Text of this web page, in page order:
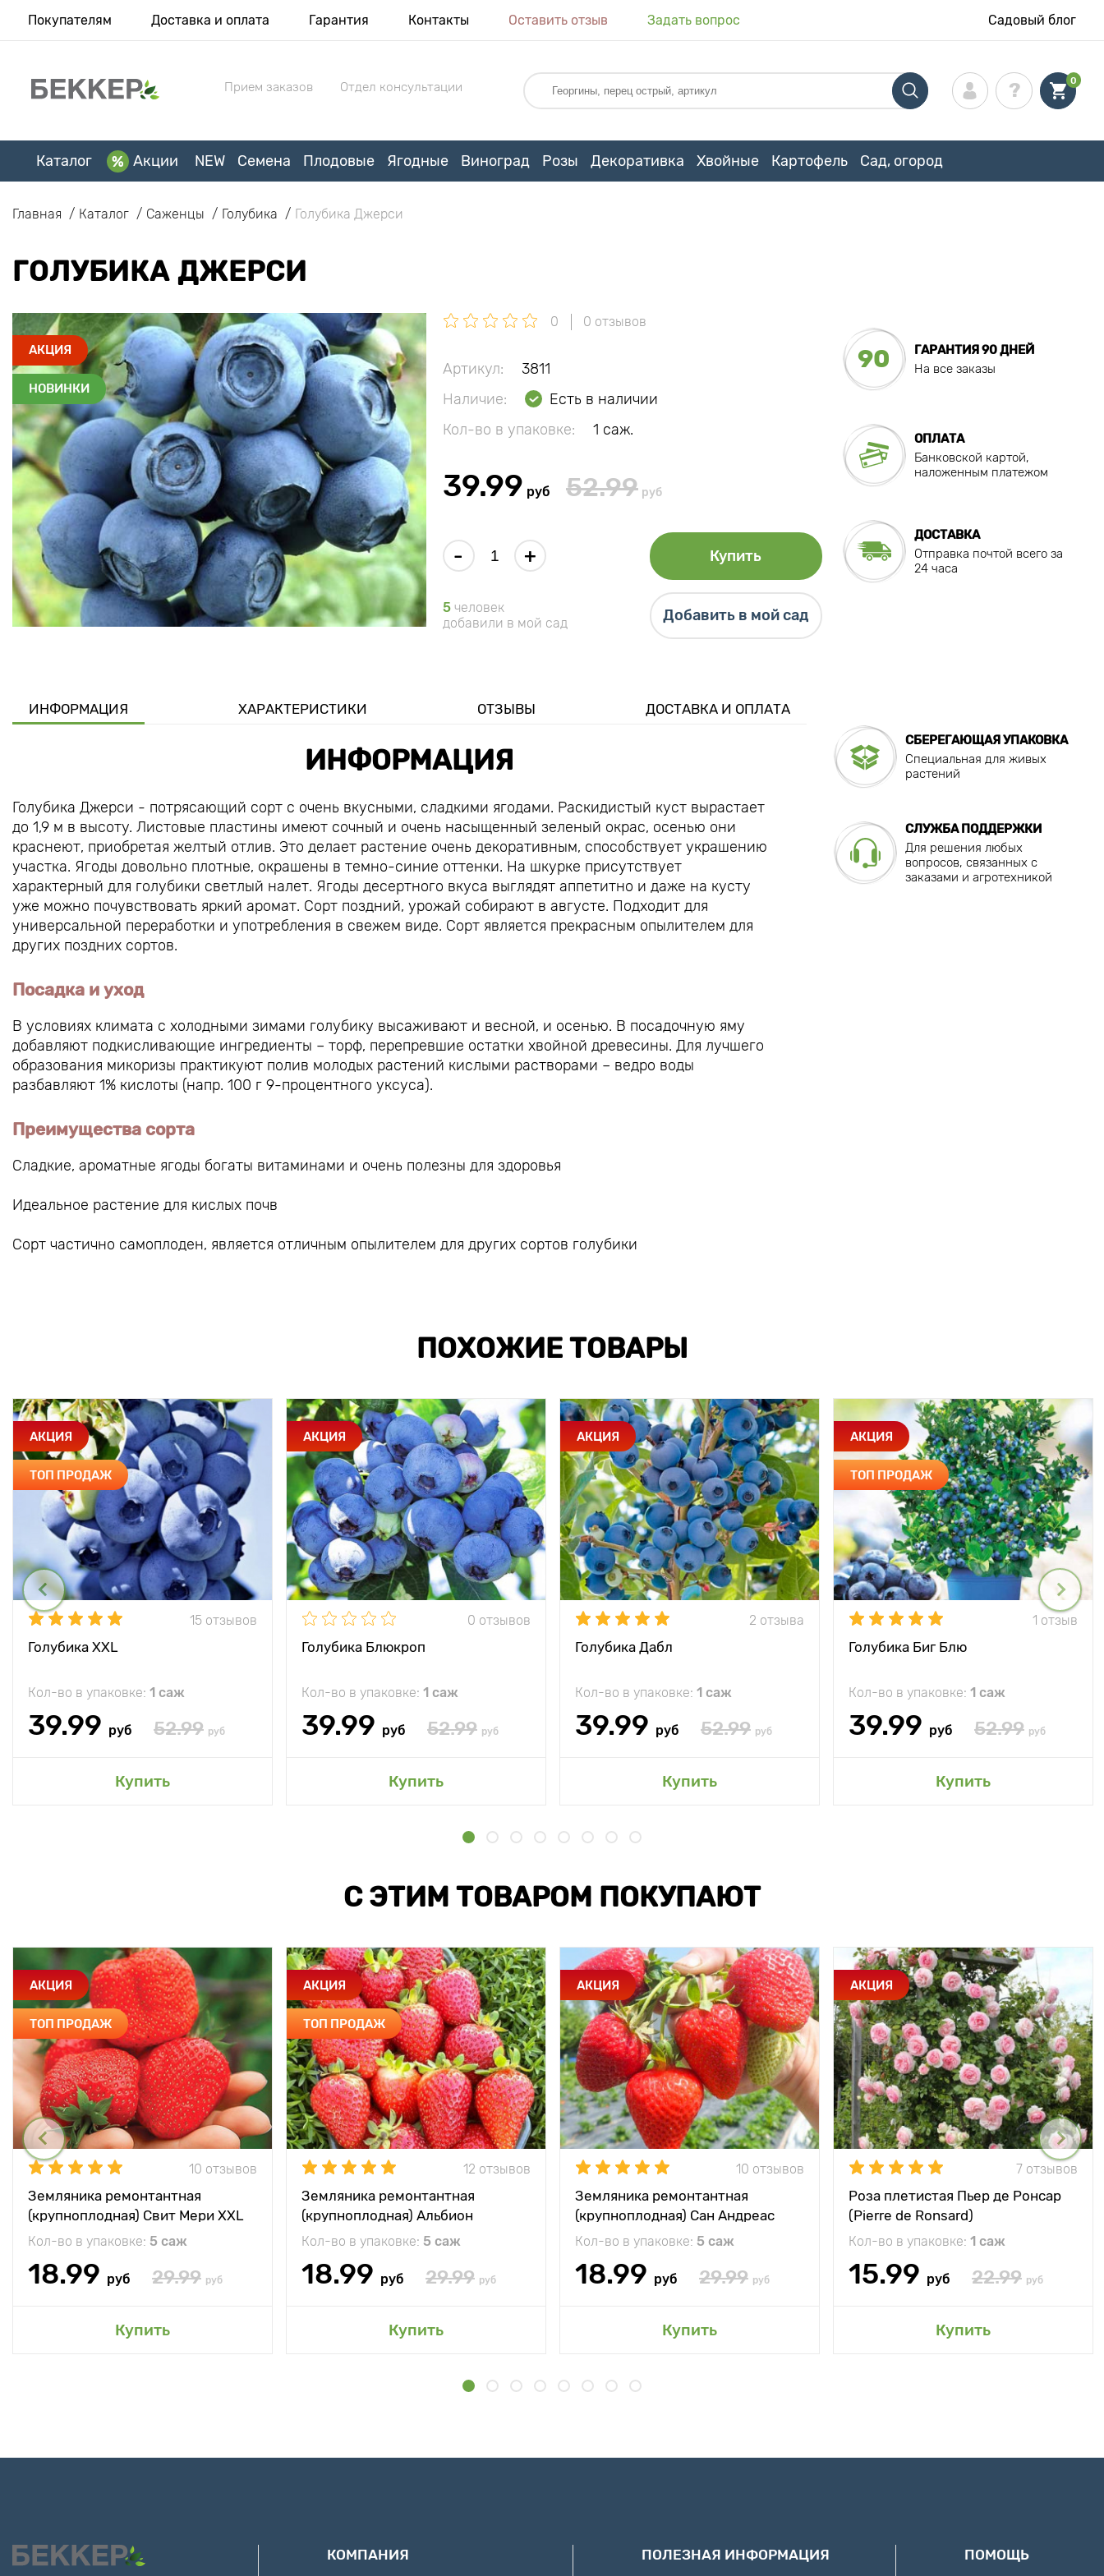
Покупателям Доставка и оплата Гарантия Контакты Оставить отзыв Задать вопрос Садовый блог
Прием заказов Отдел консультации 0
Каталог Акции NEW Семена Плодовые Ягодные Виноград Розы Декоративка Хвойные Картофель Сад, огород
Главная Каталог Саженцы Голубика Голубика Джерси
ГОЛУБИКА ДЖЕРСИ
АКЦИЯ
НОВИНКИ
0 0 отзывов
Артикул:
3811
Наличие:
Есть в наличии
Кол-во в упаковке:
1 саж.
39.99 руб 52.99 руб
- + Купить
5 человек
добавили в мой сад
Добавить в мой сад
90
ГАРАНТИЯ 90 ДНЕЙ
На все заказы
ОПЛАТА
Банковской картой,
наложенным платежом
ДОСТАВКА
Отправка почтой всего за
24 часа
ИНФОРМАЦИЯ ХАРАКТЕРИСТИКИ ОТЗЫВЫ ДОСТАВКА И ОПЛАТА
ИНФОРМАЦИЯ
Голубика Джерси - потрясающий сорт с очень вкусными, сладкими ягодами. Раскидистый куст вырастает
до 1,9 м в высоту. Листовые пластины имеют сочный и очень насыщенный зеленый окрас, осенью они
краснеют, приобретая желтый отлив. Это делает растение очень декоративным, способствует украшению
участка. Ягоды довольно плотные, окрашены в темно-синие оттенки. На шкурке присутствует
характерный для голубики светлый налет. Ягоды десертного вкуса выглядят аппетитно и даже на кусту
уже можно почувствовать яркий аромат. Сорт поздний, урожай собирают в августе. Подходит для
универсальной переработки и употребления в свежем виде. Сорт является прекрасным опылителем для
других поздних сортов.
Посадка и уход
В условиях климата с холодными зимами голубику высаживают и весной, и осенью. В посадочную яму
добавляют подкисливающие ингредиенты – торф, перепревшие остатки хвойной древесины. Для лучшего
образования микоризы практикуют полив молодых растений кислыми растворами – ведро воды
разбавляют 1% кислоты (напр. 100 г 9-процентного уксуса).
Преимущества сорта
Сладкие, ароматные ягоды богаты витаминами и очень полезны для здоровья
Идеальное растение для кислых почв
Сорт частично самоплоден, является отличным опылителем для других сортов голубики
СБЕРЕГАЮЩАЯ УПАКОВКА
Специальная для живых
растений
СЛУЖБА ПОДДЕРЖКИ
Для решения любых
вопросов, связанных с
заказами и агротехникой
ПОХОЖИЕ ТОВАРЫ
АКЦИЯ
ТОП ПРОДАЖ
15 отзывов
Голубика XXL
Кол-во в упаковке: 1 саж
39.99 руб 52.99 руб
Купить
АКЦИЯ
0 отзывов
Голубика Блюкроп
Кол-во в упаковке: 1 саж
39.99 руб 52.99 руб
Купить
АКЦИЯ
2 отзыва
Голубика Дабл
Кол-во в упаковке: 1 саж
39.99 руб 52.99 руб
Купить
АКЦИЯ
ТОП ПРОДАЖ
1 отзыв
Голубика Биг Блю
Кол-во в упаковке: 1 саж
39.99 руб 52.99 руб
Купить
С ЭТИМ ТОВАРОМ ПОКУПАЮТ
АКЦИЯ
ТОП ПРОДАЖ
10 отзывов
Земляника ремонтантная
(крупноплодная) Свит Мери XXL
Кол-во в упаковке: 5 саж
18.99 руб 29.99 руб
Купить
АКЦИЯ
ТОП ПРОДАЖ
12 отзывов
Земляника ремонтантная
(крупноплодная) Альбион
Кол-во в упаковке: 5 саж
18.99 руб 29.99 руб
Купить
АКЦИЯ
10 отзывов
Земляника ремонтантная
(крупноплодная) Сан Андреас
Кол-во в упаковке: 5 саж
18.99 руб 29.99 руб
Купить
АКЦИЯ
7 отзывов
Роза плетистая Пьер де Ронсар
(Pierre de Ronsard)
Кол-во в упаковке: 1 саж
15.99 руб 22.99 руб
Купить
КОМПАНИЯ ПОЛЕЗНАЯ ИНФОРМАЦИЯ ПОМОЩЬ